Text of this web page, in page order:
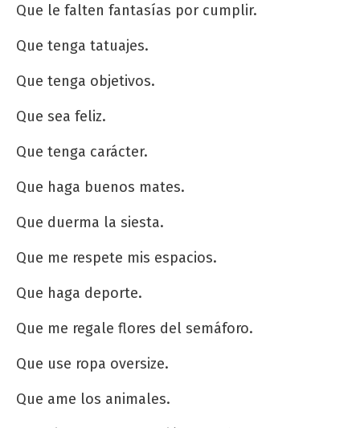
Que le falten fantasías por cumplir.
Que tenga tatuajes.
Que tenga objetivos.
Que sea feliz.
Que tenga carácter.
Que haga buenos mates.
Que duerma la siesta.
Que me respete mis espacios.
Que haga deporte.
Que me regale flores del semáforo.
Que use ropa oversize.
Que ame los animales.